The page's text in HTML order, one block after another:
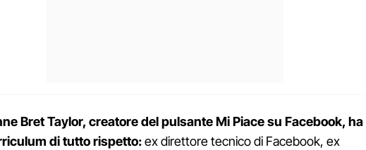
Bret Taylor, creatore del pulsante Mi Piace su Facebook, ha
di tutto rispetto:ex direttore tecnico di Facebook, ex